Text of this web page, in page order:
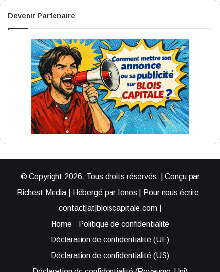
Devenir Partenaire
© Copyright 2026, Tous droits réservés | Conçu par
Richest Media | Hébergé par Ionos | Pour nous écrire :
contact[at]bloiscapitale.com |
Home
Politique de confidentialité
Déclaration de confidentialité (UE)
Déclaration de confidentialité (US)